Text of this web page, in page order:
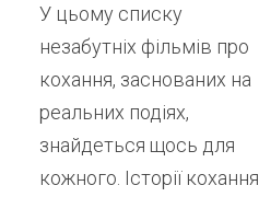
У цьому списку
незабутніх фільмів про
кохання, заснованих на
реальних подіях,
знайдеться щось для
кожного. Історії кохання